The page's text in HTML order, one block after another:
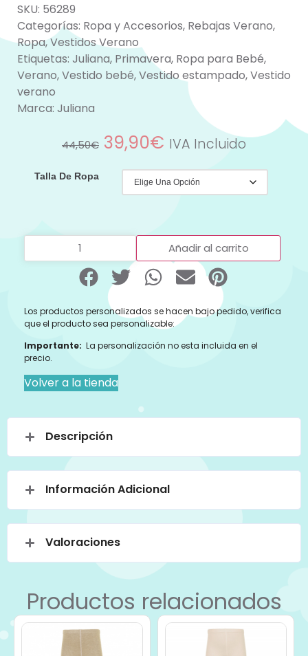
SKU: 56289
Categorías: Ropa y Accesorios, Rebajas Verano,
Ropa,Vestidos Verano
Etiquetas: Juliana, Primavera, Ropa para Bebé,
Verano,Vestido bebé,Vestido estampado,Vestido
verano
Marca: Juliana
44,50€ 39,90€ IVA Incluido
Talla De Ropa
Añadir al carrito
Los productos personalizados se hacen bajo pedido, verifica
que el producto sea personalizable:
Importante: La personalización no esta incluida en el
precio.
Volver a la tienda
Descripción
Información Adicional
Valoraciones
Productos relacionados